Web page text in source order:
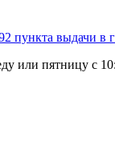
пункта выдачи в
или пятницу с